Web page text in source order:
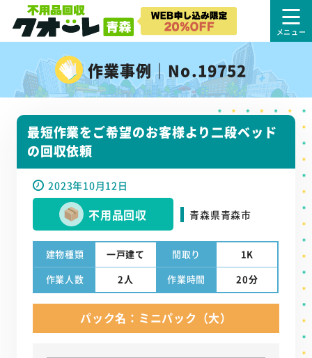
作業事例｜No.19752
最短作業をご希望のお客様より二段ベッド
の回収依頼
2023年10月12日
不用品回収 青森県青森市
建物種類 一戸建て 間取り
1K
作業人数
2人 作業時間 20分
パック名：ミニパック（大）